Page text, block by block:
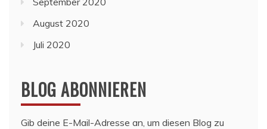
August 2020
Juli 2020
BLOG ABONNIEREN
Gib deine E-Mail-Adresse an, um diesen Blog zu